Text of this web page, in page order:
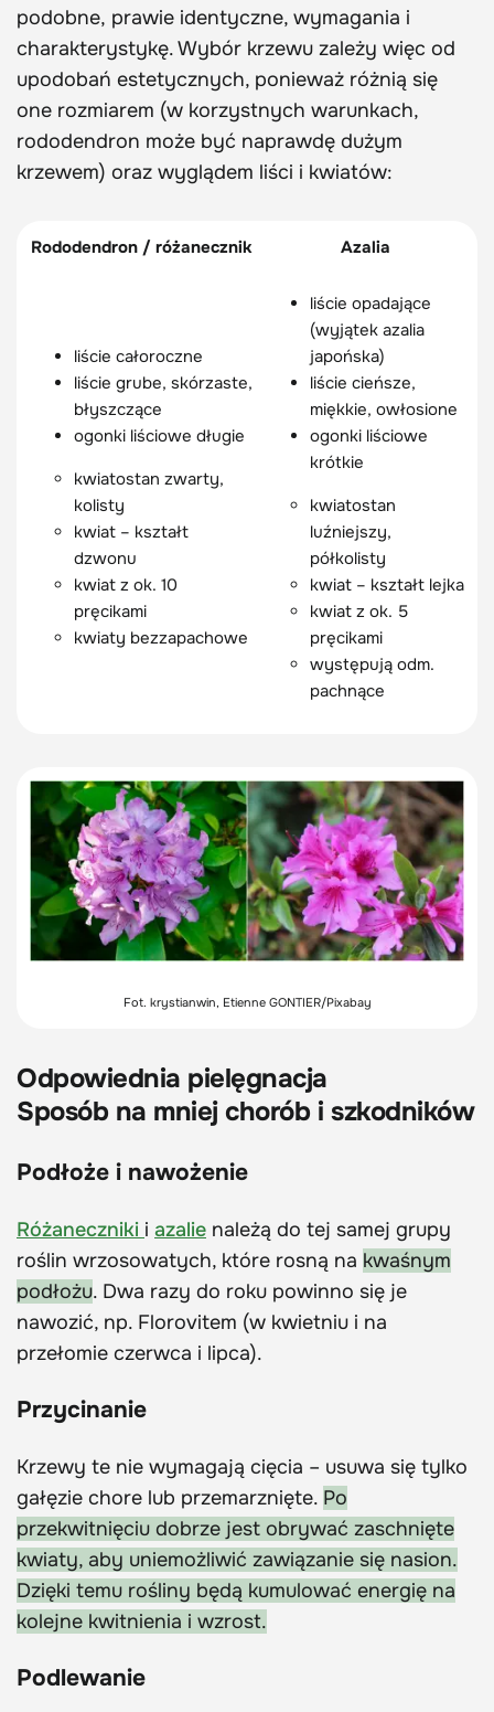
podobne, prawie identyczne, wymagania i
charakterystykę. Wybór krzewu zależy więc od
upodobań estetycznych, ponieważ różnią się
one rozmiarem (w korzystnych warunkach,
rododendron może być naprawdę dużym
krzewem) oraz wyglądem liści i kwiatów:
Rododendron / różanecznik Azalia
liście całoroczne
liście grube, skórzaste,
błyszczące
ogonki liściowe długie
kwiatostan zwarty,
kolisty
kwiat – kształt
dzwonu
kwiat z ok. 10
pręcikami
kwiaty bezzapachowe
liście opadające
(wyjątek azalia
japońska)
liście cieńsze,
miękkie, owłosione
ogonki liściowe
krótkie
kwiatostan
luźniejszy,
półkolisty
kwiat – kształt lejka
kwiat z ok. 5
pręcikami
występują odm.
pachnące
Fot. krystianwin, Etienne GONTIER/Pixabay
Odpowiednia pielęgnacja
Sposób na mniej chorób i szkodników
Podłoże i nawożenie
Różaneczniki i azalie należą do tej samej grupy
roślin wrzosowatych, które rosną na kwaśnym
podłożu. Dwa razy do roku powinno się je
nawozić, np. Florovitem (w kwietniu i na
przełomie czerwca i lipca).
Przycinanie
Krzewy te nie wymagają cięcia – usuwa się tylko
gałęzie chore lub przemarznięte. Po
przekwitnięciu dobrze jest obrywać zaschnięte
kwiaty, aby uniemożliwić zawiązanie się nasion.
Dzięki temu rośliny będą kumulować energię na
kolejne kwitnienia i wzrost.
Podlewanie